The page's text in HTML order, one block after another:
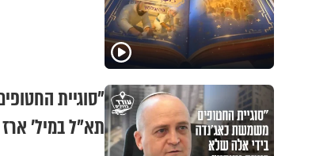
"סוגיית
תא"ל במיל' ארז